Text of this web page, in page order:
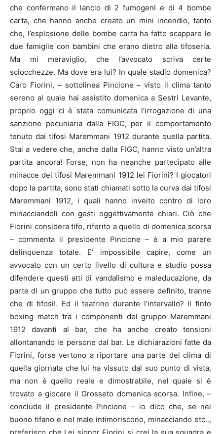
che confermano il lancio di 2 fumogenI e di 4 bombe
carta, che hanno anche creato un mini incendio, tanto
che, l’esplosione delle bombe carta ha fatto scappare le
due famiglie con bambini che erano dietro alla tifoseria.
Ma mi meraviglio, che l’avvocato scriva certe
sciocchezze. Ma dove era lui? In quale stadio domenica?
Caro Fiorini, – sottolinea Pincione – visto il clima tanto
sereno al quale hai assistito domenica a Sestri Levante,
proprio oggi ci è stata comunicata l’irrogazione di una
sanzione pecuniaria dalla FIGC, per il comportamento
tenuto dai tifosi Maremmani 1912 durante quella partita.
Stai a vedere che, anche dalla FIGC, hanno visto un’altra
partita ancora! Forse, non ha neanche partecipato alle
minacce dei tifosi Maremmani 1912 lei Fiorini? I giocatori
dopo la partita, sono stati chiamati sotto la curva dai tifosi
Maremmani 1912, i quali hanno inveito contro di loro
minacciandoli con gesti oggettivamente chiari. Ciò che
Fiorini considera tifo, riferito a quello di domenica scorsa
– commenta il presidente Pincione – è a mio parere
delinquenza totale. E’ impossibile capire, come un
avvocato con un certo livello di cultura e studio possa
difendere questi atti di vandalismo e maleducazione, da
parte di un gruppo che tutto può essere definito, tranne
che di tifosi!. Ed il teatrino durante l’intervallo? Il finto
boxing match tra i componenti del gruppo Maremmani
1912 davanti al bar, che ha anche creato tensioni
allontanando le persone dal bar. Le dichiarazioni fatte da
Fiorini, forse vertono a riportare una parte del clima di
quella giornata che lui ha vissuto dal suo punto di vista,
ma non è quello reale e dimostrabile, nel quale si è
trovato a giocare il Grosseto domenica scorsa. Infine, –
conclude il presidente Pincione – io dico che, se nel
buono tifano e nel male intimoriscono, minacciando etc..,